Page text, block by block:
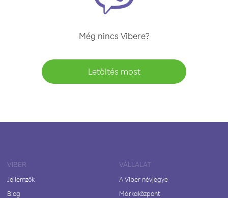
Még nincs Vibere?
Letöltés most
VIBER
Jellemzők
Blog
VÁLLALAT
A Viber névjegye
Márkaközpont